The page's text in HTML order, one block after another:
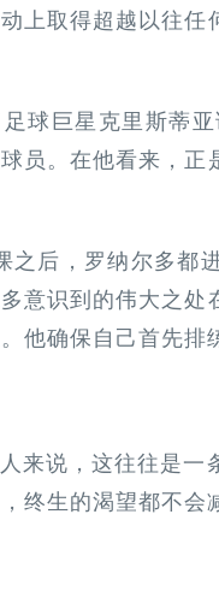
上取得超越以往
球巨星克里斯蒂
员。在他看来，
之后，罗纳尔多都
意识到的伟大之
他确保自己首先排
来说，这往往是
终生的渴望都不